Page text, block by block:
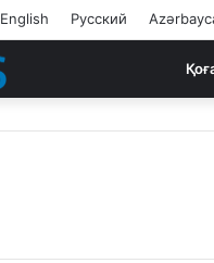
English Русский